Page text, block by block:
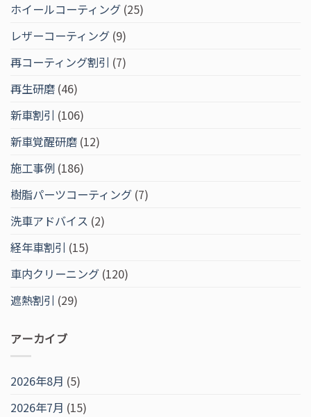
ホイールコーティング (25)
レザーコーティング (9)
再コーティング割引 (7)
再生研磨 (46)
新車割引 (106)
新車覚醒研磨 (12)
施工事例 (186)
樹脂パーツコーティング (7)
洗車アドバイス (2)
経年車割引 (15)
車内クリーニング (120)
遮熱割引 (29)
アーカイブ
2026年8月 (5)
2026年7月 (15)